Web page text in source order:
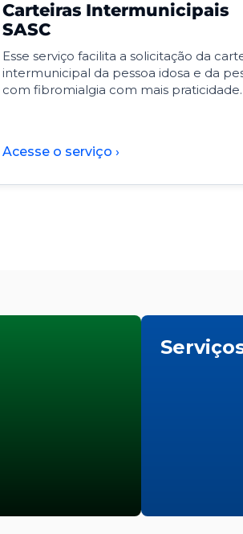
Carteiras Intermunicipais
SASC
Esse serviço facilita a solicitação da
intermunicipal da pessoa idosa e da
com fibromialgia com mais praticidade.
Acesse o serviço ›